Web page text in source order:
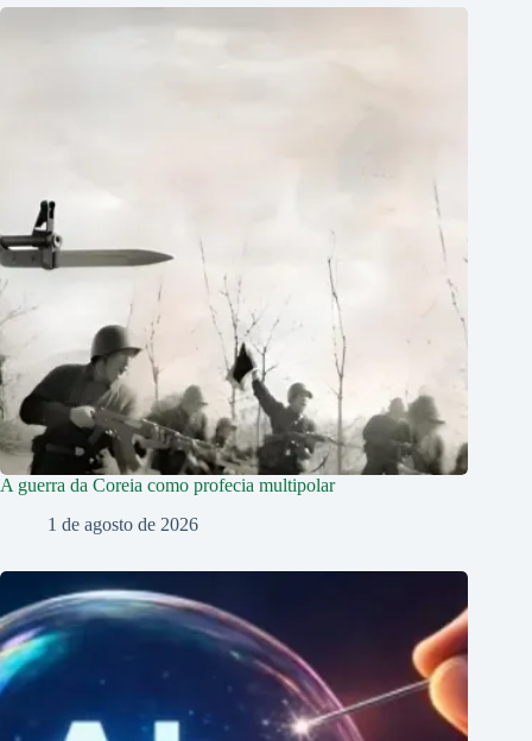
A guerra da Coreia como profecia multipolar
1 de agosto de 2026